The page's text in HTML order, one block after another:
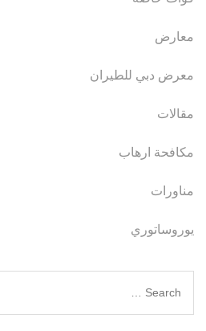
معارض
معرض دبي للطيران
مقالات
مكافحة ارهاب
مناورات
يوروساتوري
Search
for: